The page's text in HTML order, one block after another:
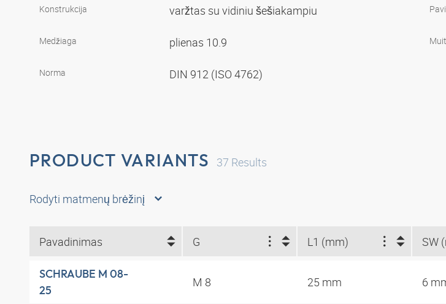
Konstrukcija varžtas su vidiniu šešiakampiu
Medžiaga plienas 10.9
Norma DIN 912 (ISO 4762)
PRODUCT VARIANTS 37 Results
Rodyti matmenų brėžinį
Pavadinimas G L1 (mm) SW
SCHRAUBE M 08-
25
M 8 25 mm 6